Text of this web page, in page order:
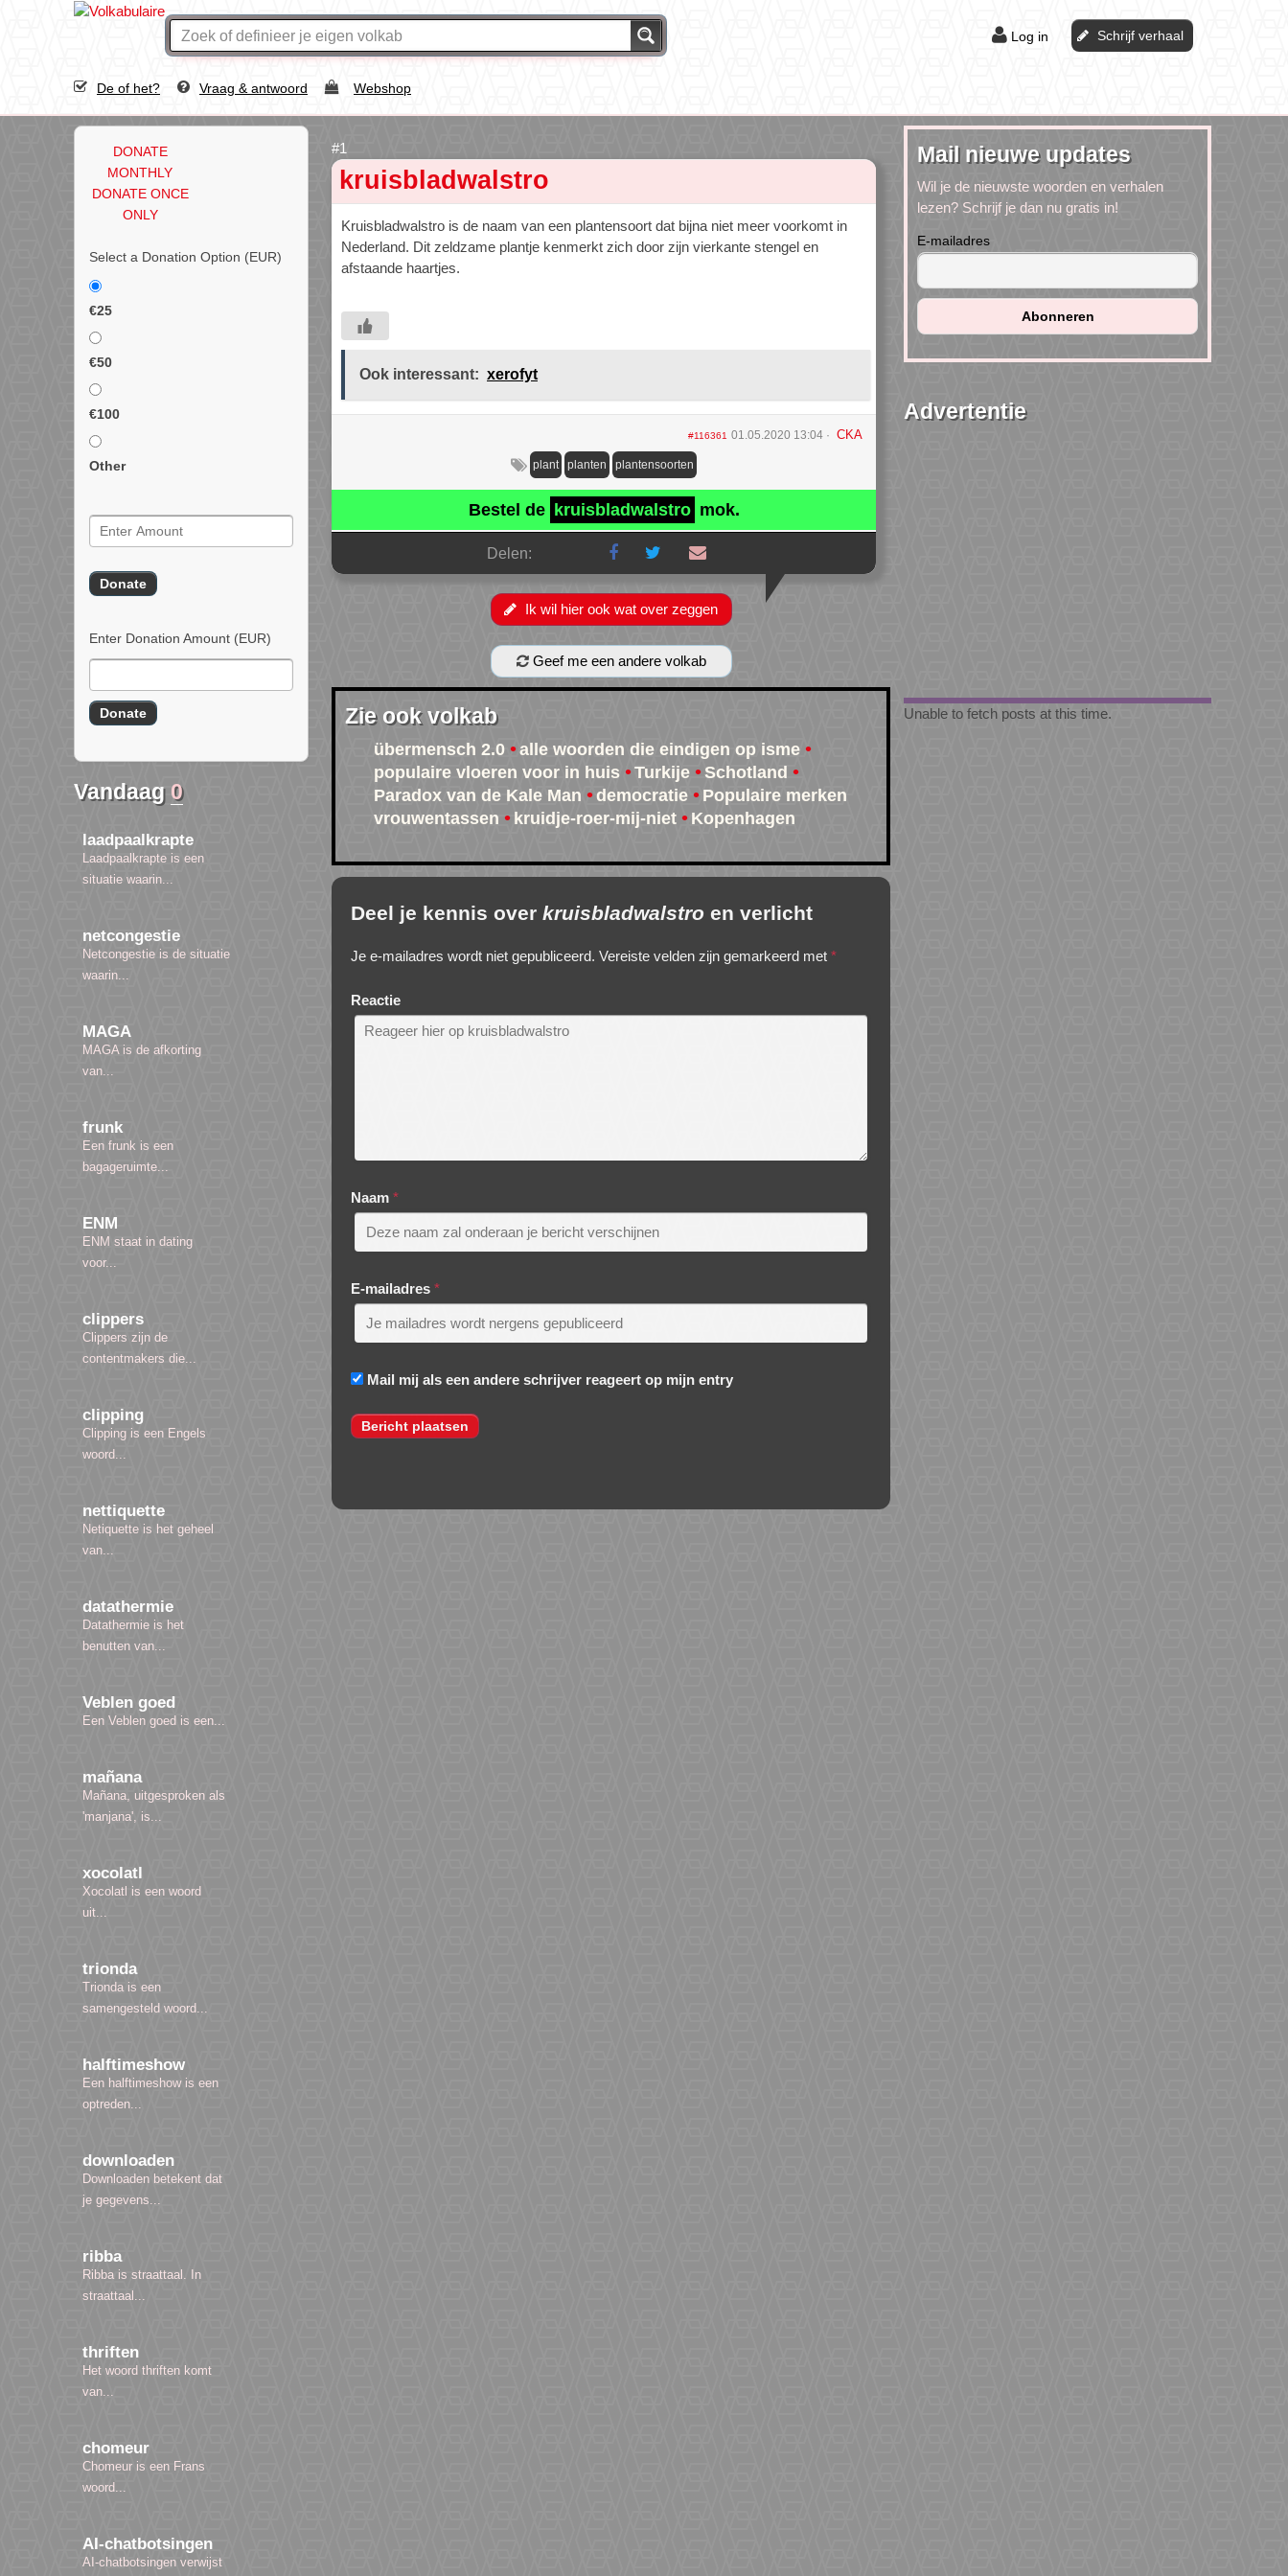
Log in Schrijf verhaal
De of het? Vraag & antwoord Webshop
DONATE
MONTHLY
DONATE ONCE
ONLY
Select a Donation Option (EUR)
€25
€50
€100
Other
Enter Donation Amount (EUR)
Vandaag 0
laadpaalkrapte
Laadpaalkrapte is een
situatie waarin...
netcongestie
Netcongestie is de situatie
waarin...
MAGA
MAGA is de afkorting
van...
frunk
Een frunk is een
bagageruimte...
ENM
ENM staat in dating
voor...
clippers
Clippers zijn de
contentmakers die...
clipping
Clipping is een Engels
woord...
nettiquette
Netiquette is het geheel
van...
datathermie
Datathermie is het
benutten van...
Veblen goed
Een Veblen goed is een...
mañana
Mañana, uitgesproken als
'manjana', is...
xocolatl
Xocolatl is een woord
uit...
trionda
Trionda is een
samengesteld woord...
halftimeshow
Een halftimeshow is een
optreden...
downloaden
Downloaden betekent dat
je gegevens...
ribba
Ribba is straattaal. In
straattaal...
thriften
Het woord thriften komt
van...
chomeur
Chomeur is een Frans
woord...
AI-chatbotsingen
AI-chatbotsingen verwijst
kruisbladwalstro
Kruisbladwalstro is de naam van een plantensoort dat bijna niet meer voorkomt in
Nederland. Dit zeldzame plantje kenmerkt zich door zijn vierkante stengel en
afstaande haartjes.
Ook interessant: xerofyt
#116361 01.05.2020 13:04 CKA
plant planten plantensoorten
Bestel de kruisbladwalstro mok.
Delen:
Ik wil hier ook wat over zeggen
Geef me een andere volkab
Zie ook volkab
übermensch 2.0
alle woorden die eindigen op isme
populaire vloeren voor in huis
Turkije
Schotland
Paradox van de Kale Man
democratie
Populaire merken
vrouwentassen
kruidje-roer-mij-niet Kopenhagen
Deel je kennis over kruisbladwalstro en verlicht
Je e-mailadres wordt niet gepubliceerd. Vereiste velden zijn gemarkeerd met *
Reactie
Naam *
E-mailadres *
Mail mij als een andere schrijver reageert op mijn entry
Mail nieuwe updates
Wil je de nieuwste woorden en verhalen
lezen? Schrijf je dan nu gratis in!
E-mailadres
Advertentie
Unable to fetch posts at this time.